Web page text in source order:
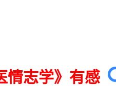
志学》有感